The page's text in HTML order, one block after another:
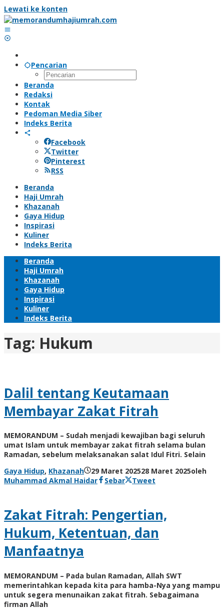
Lewati ke konten
Pencarian
Beranda
Redaksi
Kontak
Pedoman Media Siber
Indeks Berita
Facebook
Twitter
Pinterest
RSS
Beranda
Haji Umrah
Khazanah
Gaya Hidup
Inspirasi
Kuliner
Indeks Berita
Beranda
Haji Umrah
Khazanah
Gaya Hidup
Inspirasi
Kuliner
Indeks Berita
Tag: Hukum
Dalil tentang Keutamaan
Membayar Zakat Fitrah
MEMORANDUM – Sudah menjadi kewajiban bagi seluruh
umat Islam untuk membayar zakat fitrah selama bulan
Ramadan, sebelum melaksanakan salat Idul Fitri. Selain
Gaya Hidup, Khazanah 29 Maret 202528 Maret 2025oleh
Muhammad Akmal Haidar
Sebar Tweet
Zakat Fitrah: Pengertian,
Hukum, Ketentuan, dan
Manfaatnya
MEMORANDUM – Pada bulan Ramadan, Allah SWT
memerintahkan kepada kita para hamba-Nya yang mampu
untuk segera menunaikan zakat fitrah. Sebagaimana
firman Allah